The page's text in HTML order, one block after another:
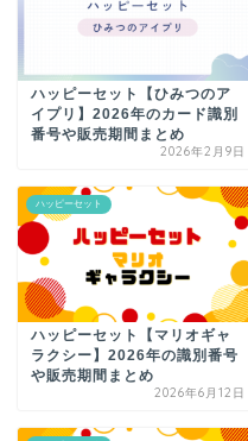
ハッピーセット【ひみつのア
イプリ】2026年のカード識別
番号や販売期間まとめ
2026年2月9日
ハッピーセット
ハッピーセット【マリオギャ
ラクシー】2026年の識別番号
や販売期間まとめ
2026年6月12日